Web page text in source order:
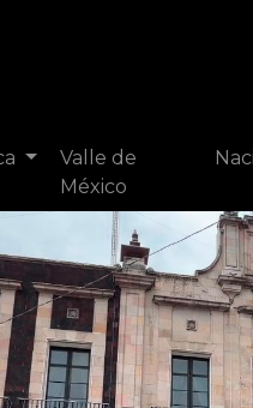
Valle de
México